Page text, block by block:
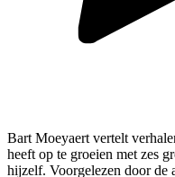
Bart Moeyaert vertelt
heeft op te groeien met zes
hijzelf. Voorgelezen door de